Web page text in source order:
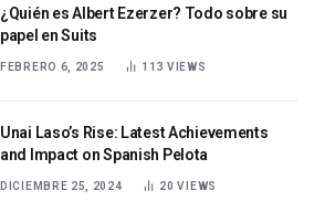
¿Quién es Albert Ezerzer? Todo sobre su
papel en Suits
FEBRERO 6, 2025 113VIEWS
Unai Laso’s Rise: Latest Achievements
and Impact on Spanish Pelota
DICIEMBRE 25, 2024 20VIEWS